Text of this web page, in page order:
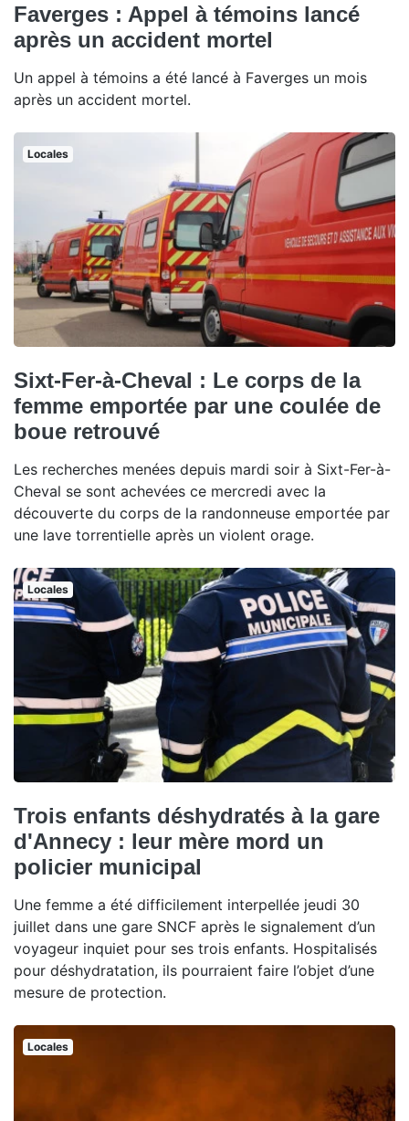
Faverges : Appel à témoins lancé
après un accident mortel
Un appel à témoins a été lancé à Faverges un mois
après un accident mortel.
Locales
Sixt-Fer-à-Cheval : Le corps de la
femme emportée par une coulée de
boue retrouvé
Les recherches menées depuis mardi soir à Sixt-Fer-à-
Cheval se sont achevées ce mercredi avec la
découverte du corps de la randonneuse emportée par
une lave torrentielle après un violent orage.
Locales
Trois enfants déshydratés à la gare
d'Annecy : leur mère mord un
policier municipal
Une femme a été difficilement interpellée jeudi 30
juillet dans une gare SNCF après le signalement d’un
voyageur inquiet pour ses trois enfants. Hospitalisés
pour déshydratation, ils pourraient faire l’objet d’une
mesure de protection.
Locales